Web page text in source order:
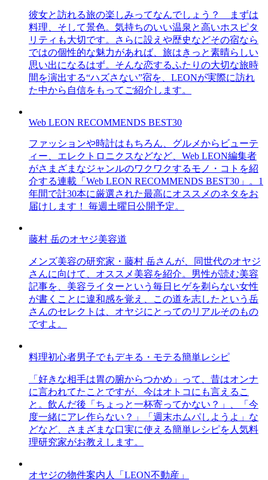
彼女と訪れる旅の楽しみってなんでしょう？ まずは
料理、そして景色。気持ちのいい温泉と高いホスピタ
リティも大切です。さらに設えや歴史などその宿なら
ではの個性的な魅力があれば、旅はきっと素晴らしい
思い出になるはず。そんな恋するふたりの大切な旅時
間を演出する“ハズさない”宿を、LEONが実際に訪れ
た中から自信をもってご紹介します。
Web LEON RECOMMENDS BEST30
ファッションや時計はもちろん、グルメからビューテ
ィー、エレクトロニクスなどなど、Web LEON編集者
がさまざまなジャンルのワクワクするモノ・コトを紹
介する連載「Web LEON RECOMMENDS BEST30」。1
年間で計30本に厳選された最高にオススメのネタをお
届けします！ 毎週土曜日公開予定。
藤村 岳のオヤジ美容道
メンズ美容の研究家・藤村 岳さんが、同世代のオヤジ
さんに向けて、オススメ美容を紹介。男性が読む美容
記事を、美容ライターという毎日ヒゲを剃らない女性
が書くことに違和感を覚え、この道を志したという岳
さんのセレクトは、オヤジにとってのリアルそのもの
ですよ。
料理初心者男子でもデキる・モテる簡単レシピ
「好きな相手は胃の腑からつかめ」って、昔はオンナ
に言われてたことですが、今はオトコにも言えるこ
と。飲んだ後「ちょっと一杯寄ってかない？」、「今
度一緒にアレ作らない？」「週末ホムパしようよ」な
どなど、さまざまな口実に使える簡単レシピを人気料
理研究家がお教えします。
オヤジの物件案内人「LEON不動産」